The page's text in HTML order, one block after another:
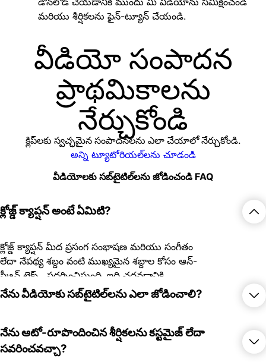
మరియు శీర్షికలను ఫైన్-ట్యూన్ చేయండి.
వీడియో సంపాదన
ప్రాథమికాలను
నేర్చుకోండి
క్లిప్‌లకు స్వచ్ఛమైన సంపాదనలను ఎలా చేయాలో నేర్చుకోండి.
అన్ని ట్యూటోరియల్‌లను చూడండి
వీడియోలకు సబ్‌టైటిల్‌లను జోడించండి FAQ
క్లోజ్డ్ క్యాప్షన్ అంటే ఏమిటి?
క్లోజ్డ్ క్యాప్షన్ మీద ప్రసంగ సంభాషణ మరియు సంగీతం
లేదా నేపథ్య శబ్దం వంటి ముఖ్యమైన శబ్దాల కోసం ఆన్-
స్క్రీన్ టెక్స్ట్ ప్రదర్శించిస్తుంది. ఇది చదవడానికి
సులభతరం చేస్తుంది మరియు నిశ్శబ్ద వీడియోలను
చూడేటప్పుడు కూడా అధిక గదిలో దర్శకులు మీ
నేను వీడియోకు సబ్‌టైటిల్‌లను ఎలా జోడించాలి?
Picsart యొక్క సబ్‌టైటిల్ జెనరేటర్‌కు మీ ఫైల్‌ను
అప్‌లోడ్ చేయండి, AI ప్రసంగాన్ని స్వయంచాలకంగా
గుర్తించండి మరియు రూపొందించిన శీర్షికలను
నేను ఆటో-రూపొందించిన శీర్షికలను కస్టమైజ్ లేదా
సవరించవచ్చా?